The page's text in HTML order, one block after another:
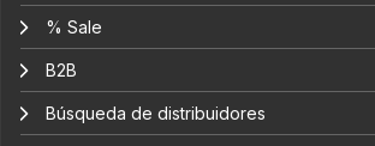
% Sale
B2B
Búsqueda de distribuidores